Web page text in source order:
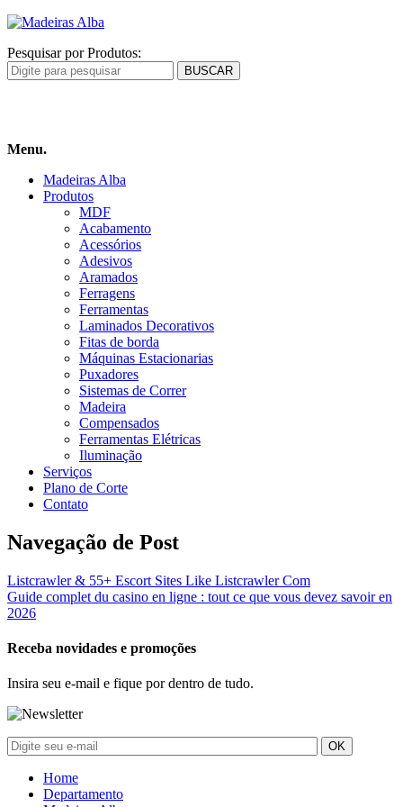
Pesquisar por Produtos:
Menu.
Madeiras Alba
Produtos
MDF
Acabamento
Acessórios
Adesivos
Aramados
Ferragens
Ferramentas
Laminados Decorativos
Fitas de borda
Máquinas Estacionarias
Puxadores
Sistemas de Correr
Madeira
Compensados
Ferramentas Elétricas
Iluminação
Serviços
Plano de Corte
Contato
Navegação de Post
Listcrawler & 55+ Escort Sites Like Listcrawler Com
Guide complet du casino en ligne : tout ce que vous devez savoir en
2026
Receba novidades e promoções
Insira seu e-mail e fique por dentro de tudo.
Home
Departamento